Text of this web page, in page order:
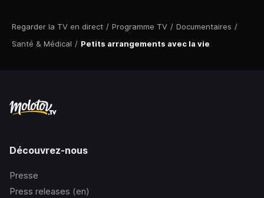
Regarder la TV en direct / Programme TV / Documentaires /
Santé & Médical / Petits arrangements avec la vie
Découvrez-nous
Presse
Press releases (en)